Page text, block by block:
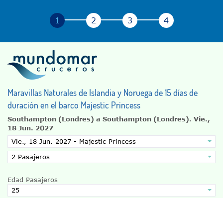
Maravillas Naturales de Islandia y Noruega de 15 días de
duración en el barco Majestic Princess
Southampton (Londres) a Southampton (Londres). Vie.,
18 Jun. 2027
Edad Pasajeros